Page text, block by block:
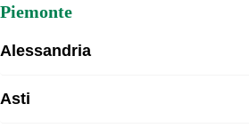
Piemonte
Alessandria
Asti